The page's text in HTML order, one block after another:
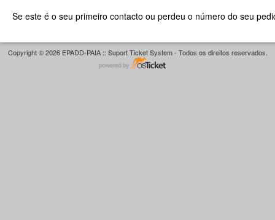
Se este é o seu primeiro contacto ou perdeu o número do seu
Copyright © 2026 EPADD-PAIA :: Suport Ticket System - Todos os direitos reservados.